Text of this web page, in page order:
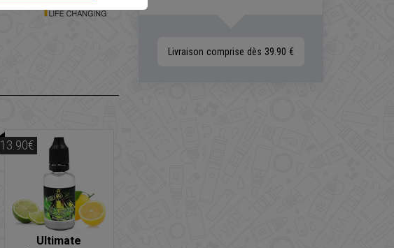
Livraison comprise dès 39.90 €
Ultimate
13.90€